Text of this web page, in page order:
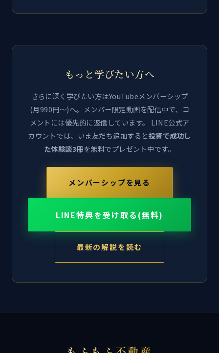
もっと学びたい方へ
さらに深く学びたい方はYouTubeメンバーシップ
(月990円〜)へ。メンバー限定動画を配信中で、コ
メントには優先的に返信しています。 LINE公式ア
カウントでは、いま友だち追加すると投資で成功し
た体験談3冊を無料でプレゼント中です。
メンバーシップを見る
LINE特典を受け取る(無料)
最新の解説を読む